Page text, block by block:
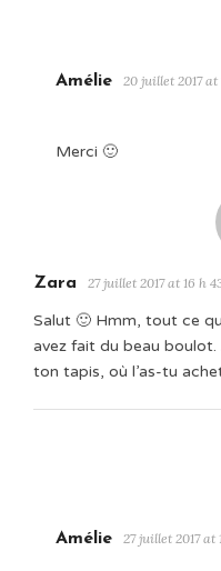
Amélie 20 juillet 2017 at
Merci 🙂
Zara 27 juillet 2017 at 16 h
Salut 🙂 Hmm, tout ce
avez fait du beau boulot.
ton tapis, où l’as-tu
Amélie 27 juillet 2017 at